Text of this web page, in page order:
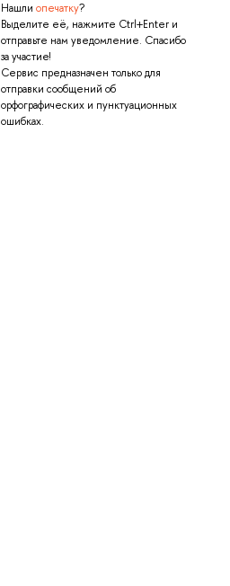
Нашли опечатку?
Выделите её, нажмите Ctrl+Enter и
отправьте нам уведомление. Спасибо
за участие!
Сервис предназначен только для
отправки сообщений об
орфографических и пунктуационных
ошибках.